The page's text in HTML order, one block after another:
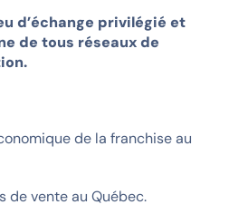
d’échange privilégié et
de tous réseaux de
de la franchise au
de vente au Québec.